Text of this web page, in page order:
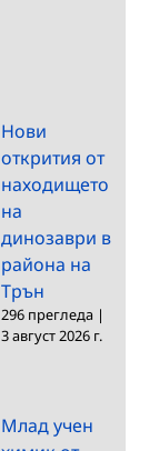
Нови
открития от
находището
на
динозаври в
района на
Трън
296 прегледа |
3 август 2026 г.
Млад учен